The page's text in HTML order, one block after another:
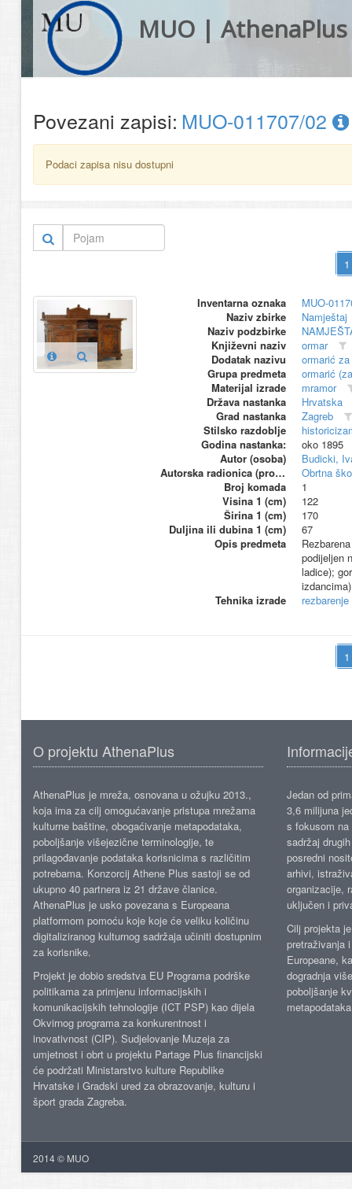
MUO | AthenaPlus
Povezani zapisi: MUO-011707/02
Podaci zapisa nisu dostupni
Inventarna oznaka
MUO-
Naziv zbirke
Namještaj
Naziv podzbirke
Književni naziv
ormar
Dodatak nazivu
ormarić
Grupa predmeta
ormarić
Materijal izrade
mramor
Država nastanka
Hrvatska
Grad nastanka
Zagreb
Stilsko razdoblje
Godina nastanka:
oko 1895
Autor (osoba)
Budicki,
Autorska radionica (proizvođač)
Obrtna
Broj komada
1
Visina 1 (cm)
122
Širina 1 (cm)
170
Duljina ili dubina 1 (cm)
67
Opis predmeta
podijeljen
ladice);
Tehnika izrade
rezbarenje
O projektu AthenaPlus
AthenaPlus je mreža, osnovana u ožujku 2013.,
koja ima za cilj omogućavanje pristupa mrežama
kulturne baštine, obogaćivanje metapodataka,
poboljšanje višejezične terminologije, te
prilagođavanje podataka korisnicima s različitim
potrebama. Konzorcij Athene Plus sastoji se od
ukupno 40 partnera iz 21 države članice.
AthenaPlus je usko povezana s Europeana
platformom pomoću koje koje će veliku količinu
digitaliziranog kulturnog sadržaja učiniti dostupnim
za korisnike.
Projekt je dobio sredstva EU Programa podrške
politikama za primjenu informacijskih i
komunikacijskih tehnologije (ICT PSP) kao dijela
Okvirnog programa za konkurentnost i
inovativnost (CIP). Sudjelovanje Muzeja za
umjetnost i obrt u projektu Partage Plus financijski
će podržati Ministarstvo kulture Republike
Hrvatske i Gradski ured za obrazovanje, kulturu i
šport grada Zagreba.
Jedan od
3,6 milijuna
s fokusom
sadržaj
posredni
arhivi,
organizacije,
uključen i
Cilj projekta
pretraživanja
Europeane,
dogradnja
poboljšanje
2014 © MUO